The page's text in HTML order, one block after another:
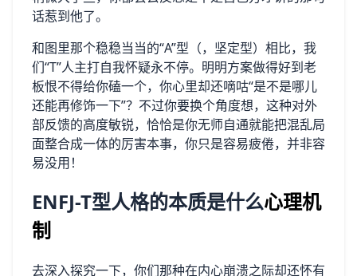
话惹到他了。
和图里那个稳稳当当的“A”型（，坚定型）相比，我
们“T”人主打自我怀疑永不停。明明方案做得好到老
板恨不得给你磕一个，你心里却还嘀咕“是不是哪儿
还能再修饰一下”？不过你要换个角度想，这种对外
部反馈的高度敏锐，恰恰是你无师自通就能把混乱局
面整合成一体的厉害本事，你只是容易疲倦，并非容
易没用！
ENFJ-T型人格的本质是什么心理机
制
去深入探究一下，你们那种在内心崩溃之际却还怀有